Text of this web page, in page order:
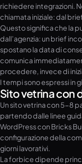
richiedere integrazioni.
chiamata iniziale: dal
Questo significa che la
dall’agenzia: un brief
spostano la data di
comunica
procedere, invece di
I tempi sono espressi in
Sito vetrina con
Un sito vetrina con 5-8
partendo dalle linee
WordPress con Bricks
configurazione della
giorni lavorativi.
La forbice dipende